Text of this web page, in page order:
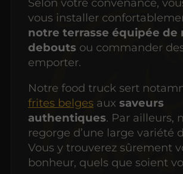
vous installer
notre terrasse équipée de
debouts ou commander
emporter.
Notre food truck sert
frites belgesaux saveurs
authentiques. Par ailleurs,
regorge d’une large variété
Vous y trouverez sûrement
bonheur, quels que soient